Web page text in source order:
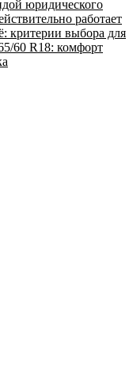
юридического
работает
критерии выбора для
60 R18: комфорт